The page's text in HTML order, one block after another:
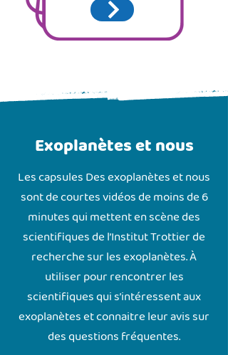
Exoplanètes et nous
Les capsules Des exoplanètes et nous
sont de courtes vidéos de moins de 6
minutes qui mettent en scène des
scientifiques de l’Institut Trottier de
recherche sur les exoplanètes. À
utiliser pour rencontrer les
scientifiques qui s’intéressent aux
exoplanètes et connaitre leur avis sur
des questions fréquentes.